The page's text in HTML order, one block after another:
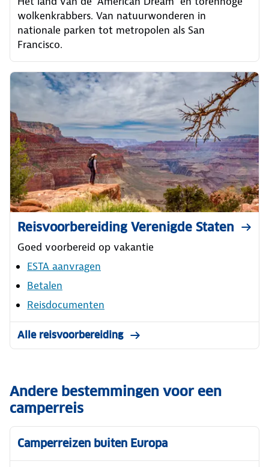
wolkenkrabbers. Van natuurwonderen in
nationale parken tot metropolen als San
Francisco.
Reisvoorbereiding Verenigde Staten
Goed voorbereid op vakantie
ESTA aanvragen
Betalen
Reisdocumenten
Alle reisvoorbereiding
Andere bestemmingen voor een
camperreis
Camperreizen buiten Europa